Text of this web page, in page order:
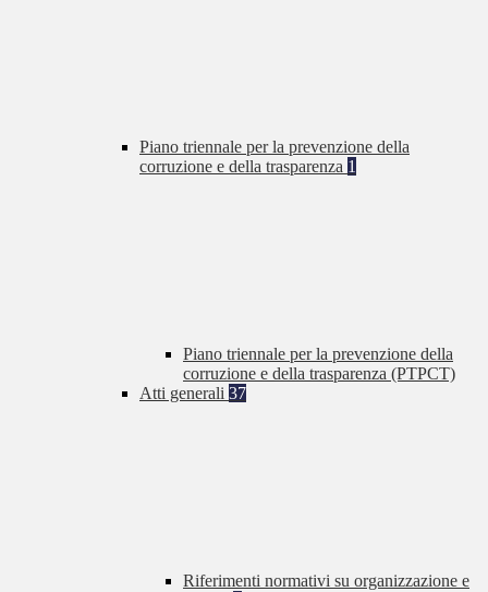
Piano triennale per la prevenzione della
corruzione e della trasparenza 1
Piano triennale per la prevenzione della
corruzione e della trasparenza (PTPCT)
Atti generali 37
Riferimenti normativi su organizzazione e